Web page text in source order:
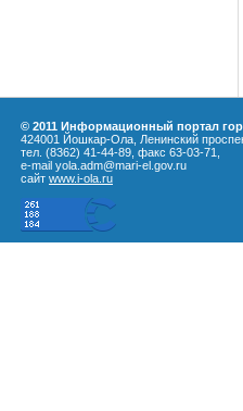
© 2011 Информационный портал
424001 Йошкар-Ола, Ленинский
тел. (8362) 41-44-89, факс 63-03-71,
e-mail yola.adm@mari-el.gov.ru
сайт www.i-ola.ru